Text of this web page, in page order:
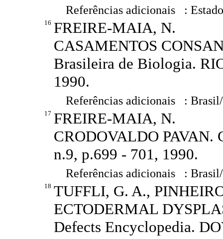
Referências adicionais :
16 FREIRE-MAIA, N.
CASAMENTOS
Brasileira de Biologia.
1990.
Referências adicionais :
17 FREIRE-MAIA, N.
CRODOVALDO PAVAN.
n.9, p.699 - 701, 1990.
Referências adicionais :
18 TUFFLI, G. A.,
ECTODERMAL
Defects Encyclopedia.